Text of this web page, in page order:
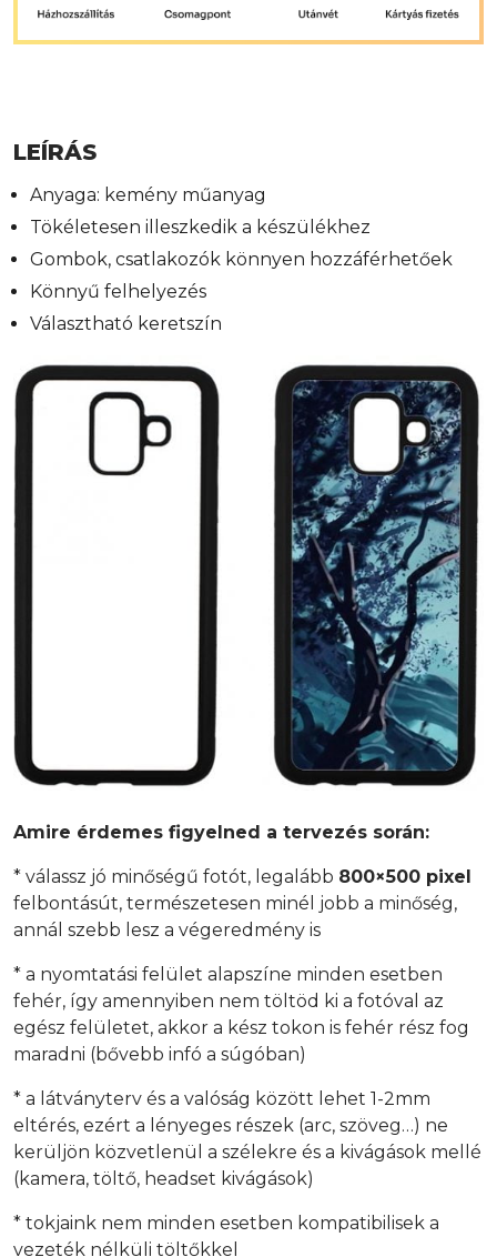
LEÍRÁS
Anyaga: kemény műanyag
Tökéletesen illeszkedik a készülékhez
Gombok, csatlakozók könnyen hozzáférhetőek
Könnyű felhelyezés
Választható keretszín
Amire érdemes figyelned a tervezés során:
* válassz jó minőségű fotót, legalább 800×500 pixel
felbontásút, természetesen minél jobb a minőség,
annál szebb lesz a végeredmény is
* a nyomtatási felület alapszíne minden esetben
fehér, így amennyiben nem töltöd ki a fotóval az
egész felületet, akkor a kész tokon is fehér rész fog
maradni (bővebb infó a súgóban)
* a látványterv és a valóság között lehet 1-2mm
eltérés, ezért a lényeges részek (arc, szöveg…) ne
kerüljön közvetlenül a szélekre és a kivágások mellé
(kamera, töltő, headset kivágások)
* tokjaink nem minden esetben kompatibilisek a
vezeték nélküli töltőkkel